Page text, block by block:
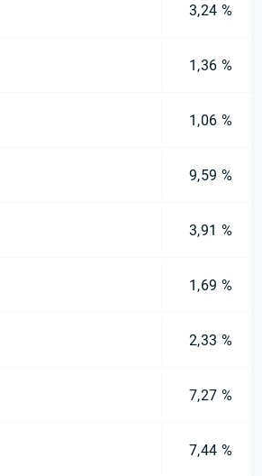
3,24 %
1,36 %
1,06 %
9,59 %
3,91 %
1,69 %
2,33 %
7,27 %
7,44 %